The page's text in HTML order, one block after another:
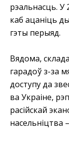
рэальнасць. У
каб ацаніць
гэты перыяд.
Вядома,
гарадоў з-за
доступу да
ва Украіне,
расійскай
насельніцтва